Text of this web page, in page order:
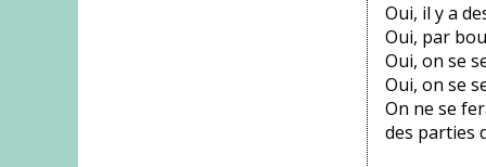
Oui, il y a
Oui, par
Oui, on se
Oui, on se
On ne se
des parties